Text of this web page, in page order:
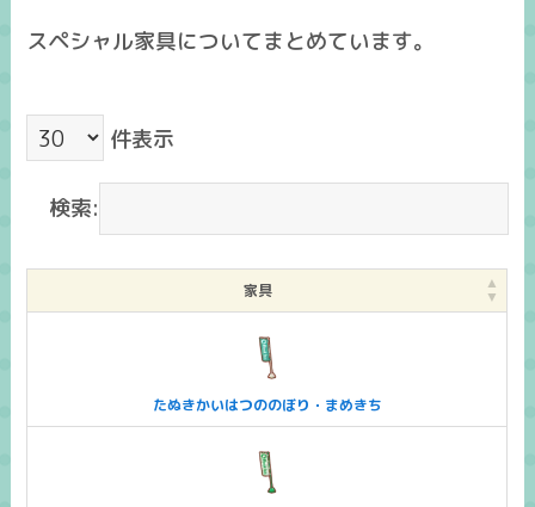
スペシャル家具についてまとめています。
件表示
検索:
家具
たぬきかいはつののぼり・まめきち